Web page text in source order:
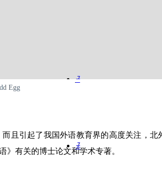
到更加自然顺畅，而不至于感到忽难忽易或
Egg
且引起了我国外语教育界的高度关注，北
》有关的博士论文和学术专著。
끅
뀩